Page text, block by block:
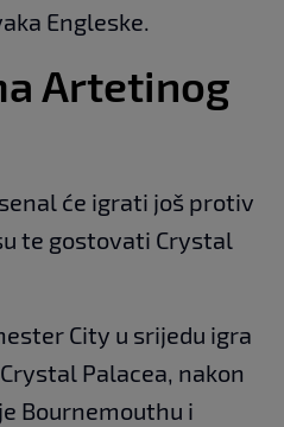
Engleske.
Artetinog
će igrati još protiv
te gostovati Crystal
City u srijedu igra
Palacea, nakon
Bournemouthu i